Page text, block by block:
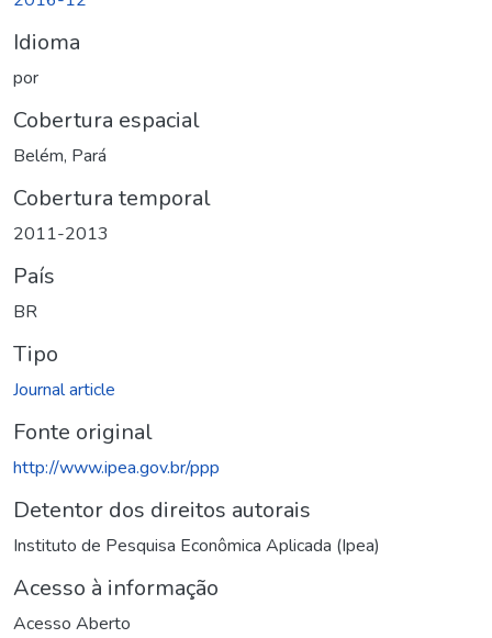
Idioma
por
Cobertura espacial
Belém, Pará
Cobertura temporal
2011-2013
País
BR
Tipo
Journal article
Fonte original
http://www.ipea.gov.br/ppp
Detentor dos direitos autorais
Instituto de Pesquisa Econômica Aplicada (Ipea)
Acesso à informação
Acesso Aberto